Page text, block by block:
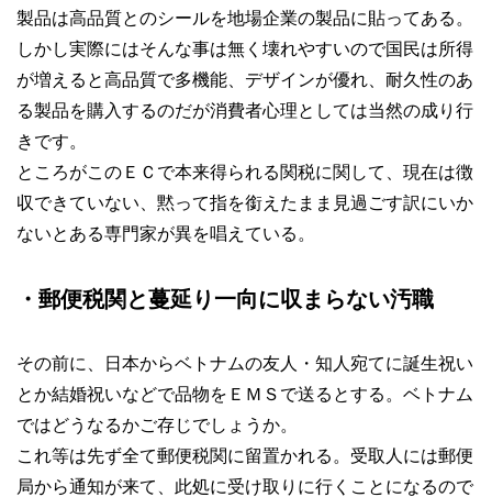
製品は高品質とのシールを地場企業の製品に貼ってある。
しかし実際にはそんな事は無く壊れやすいので国民は所得
が増えると高品質で多機能、デザインが優れ、耐久性のあ
る製品を購入するのだが消費者心理としては当然の成り行
きです。
ところがこのＥＣで本来得られる関税に関して、現在は徴
収できていない、黙って指を銜えたまま見過ごす訳にいか
ないとある専門家が異を唱えている。
・郵便税関と蔓延り一向に収まらない汚職
その前に、日本からベトナムの友人・知人宛てに誕生祝い
とか結婚祝いなどで品物をＥＭＳで送るとする。ベトナム
ではどうなるかご存じでしょうか。
これ等は先ず全て郵便税関に留置かれる。受取人には郵便
局から通知が来て、此処に受け取りに行くことになるので